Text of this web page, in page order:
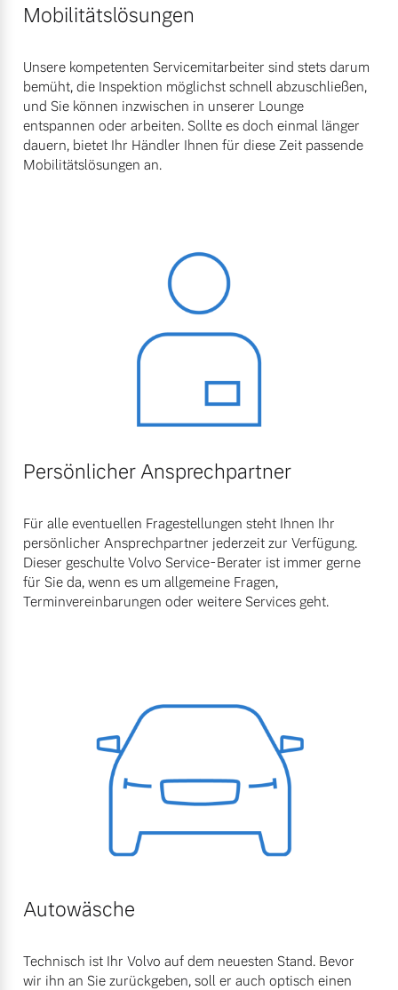
Mobilitätslösungen
Unsere kompetenten Servicemitarbeiter sind stets darum
bemüht, die Inspektion möglichst schnell abzuschließen,
und Sie können inzwischen in unserer Lounge
entspannen oder arbeiten. Sollte es doch einmal länger
dauern, bietet Ihr Händler Ihnen für diese Zeit passende
Mobilitätslösungen an.
Persönlicher Ansprechpartner
Für alle eventuellen Fragestellungen steht Ihnen Ihr
persönlicher Ansprechpartner jederzeit zur Verfügung.
Dieser geschulte Volvo Service-Berater ist immer gerne
für Sie da, wenn es um allgemeine Fragen,
Terminvereinbarungen oder weitere Services geht.
Autowäsche
Technisch ist Ihr Volvo auf dem neuesten Stand. Bevor
wir ihn an Sie zurückgeben, soll er auch optisch einen